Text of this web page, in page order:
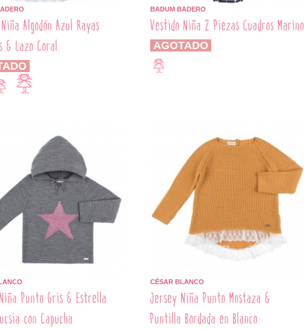
Algodón Azul Rayas
& Lazo Coral
BADUM BADERO
Vestido Niña 2 Piezas Cuadros Marino
AGOTADO
Punto Gris & Estrella
con Capucha
CÉSAR BLANCO
Jersey Niña Punto Mostaza &
Puntilla Bordada en Blanco